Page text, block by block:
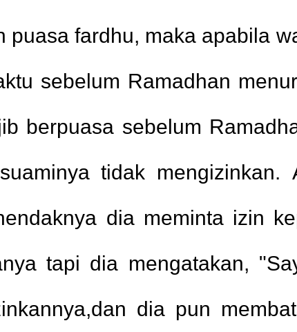
🚀 جديد
تعرف
⚡
🎨
puasa fardhu, maka apabila
sebelum Ramadhan
berpuasa sebelum
tidak
dia meminta izin
tapi dia mengatakan,
dia pun